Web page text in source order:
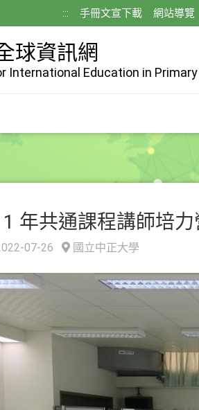
::: 手冊文宣下載 網站導覽
球資訊網
Education in
年共通課程講師培力
07-26 國立中正大學